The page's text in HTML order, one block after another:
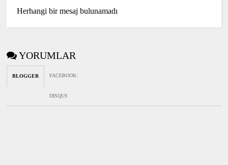
Herhangi bir mesaj bulunamadı
YORUMLAR
BLOGGER FACEBOOK:
DISQUS